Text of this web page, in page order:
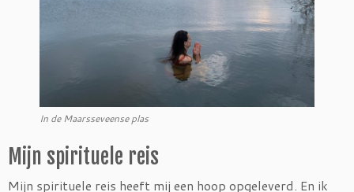
In de Maarsseveense plas
Mijn spirituele reis
Mijn spirituele reis heeft mij een hoop opgeleverd. En ik